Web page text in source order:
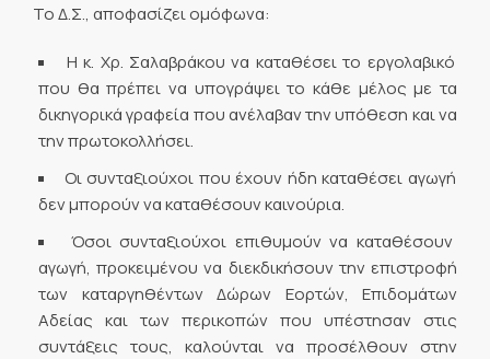
Το Δ.Σ., αποφασίζει ομόφωνα:
Η κ. Χρ. Σαλαβράκου να καταθέσει το εργολαβικό
που θα πρέπει να υπογράψει το κάθε μέλος με τα
δικηγορικά γραφεία που ανέλαβαν την υπόθεση και να
την πρωτοκολλήσει.
Οι συνταξιούχοι που έχουν ήδη καταθέσει αγωγή
δεν μπορούν να καταθέσουν καινούρια.
Όσοι συνταξιούχοι επιθυμούν να καταθέσουν
αγωγή, προκειμένου να διεκδικήσουν την επιστροφή
των καταργηθέντων Δώρων Εορτών, Επιδομάτων
Αδείας και των περικοπών που υπέστησαν στις
συντάξεις τους, καλούνται να προσέλθουν στην